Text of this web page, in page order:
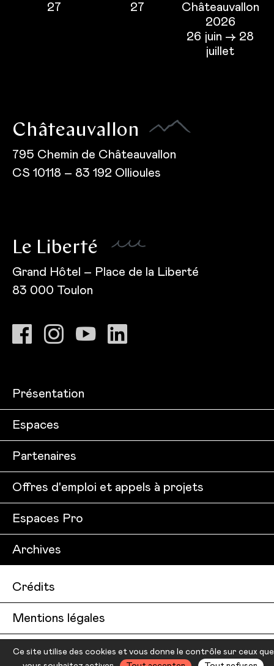
27
27
Châteauvallon
2026
26 juin → 28
juillet
Châteauvallon
795 Chemin de Châteauvallon
CS 10118 – 83 192 Ollioules
Le Liberté
Grand Hôtel – Place de la Liberté
83 000 Toulon
Présentation
Espaces
Partenaires
Offres d'emploi et appels à projets
Espaces Pro
Archives
Crédits
Mentions légales
Conditions générales de vente
Ce site utilise des cookies et vous donne le contrôle sur ceux que